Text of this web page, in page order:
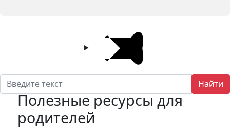
Найти
Полезные ресурсы для
родителей